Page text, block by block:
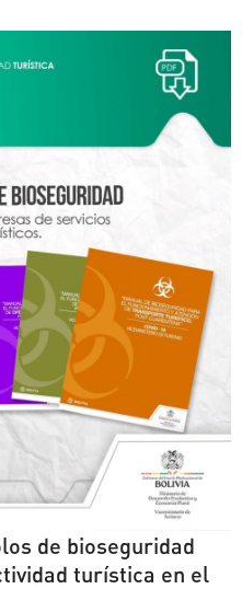
de bioseguridad
turística en el